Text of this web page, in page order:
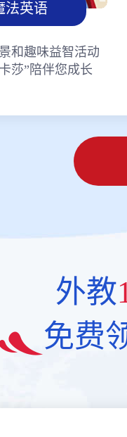
法英语
和趣味益智活动
莎”陪伴您成长
外教
免费